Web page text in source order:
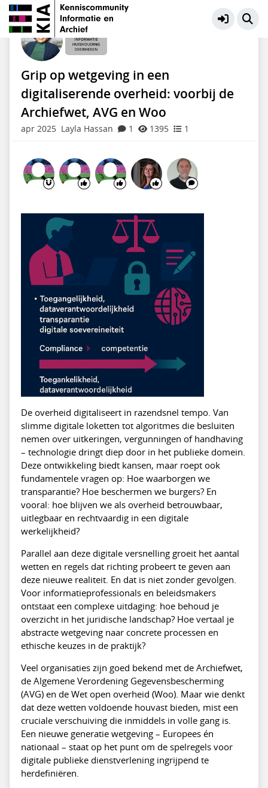
Informatiehuishouding Overheden
Grip op wetgeving in een
digitaliserende overheid: voorbij de
Archiefwet, AVG en Woo
apr 2025 Layla Hassan 1 1395 1
De overheid digitaliseert in razendsnel tempo. Van
slimme digitale loketten tot algoritmes die besluiten
nemen over uitkeringen, vergunningen of handhaving
– technologie dringt diep door in het publieke domein.
Deze ontwikkeling biedt kansen, maar roept ook
fundamentele vragen op: Hoe waarborgen we
transparantie? Hoe beschermen we burgers? En
vooral: hoe blijven we als overheid betrouwbaar,
uitlegbaar en rechtvaardig in een digitale
werkelijkheid?
Parallel aan deze digitale versnelling groeit het aantal
wetten en regels dat richting probeert te geven aan
deze nieuwe realiteit. En dat is niet zonder gevolgen.
Voor informatieprofessionals en beleidsmakers
ontstaat een complexe uitdaging: hoe behoud je
overzicht in het juridische landschap? Hoe vertaal je
abstracte wetgeving naar concrete processen en
ethische keuzes in de praktijk?
Veel organisaties zijn goed bekend met de Archiefwet,
de Algemene Verordening Gegevensbescherming
(AVG) en de Wet open overheid (Woo). Maar wie denkt
dat deze wetten voldoende houvast bieden, mist een
cruciale verschuiving die inmiddels in volle gang is.
Een nieuwe generatie wetgeving – Europees én
nationaal – staat op het punt om de spelregels voor
digitale publieke dienstverlening ingrijpend te
herdefiniëren.